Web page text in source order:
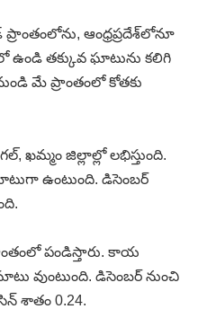
ఆంధ్రప్రదేశ్‌లోనూ
ఉండి తక్కువ ఘాటును కలిగి
మే ప్రాంతంలో కోతకు
ఖమ్మం జిల్లాల్లో లభిస్తుంది.
ఉంటుంది. డిసెంబర్‌
పండిస్తారు. కాయ
వుంటుంది. డిసెంబర్‌ నుంచి
శాతం 0.24.